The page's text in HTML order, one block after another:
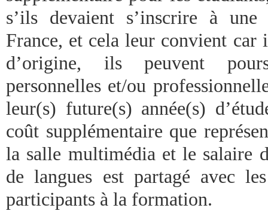
s’ils devaient s’inscrire à
France, et cela leur convient car
d’origine, ils peuvent
personnelles et/ou
leur(s) future(s) année(s)
coût supplémentaire que
la salle multimédia et le salaire
de langues est partagé avec
participants à la formation.